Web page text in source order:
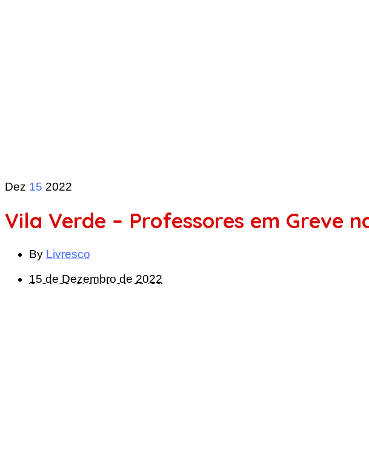
Dez 15 2022
Vila Verde – Professores em Greve
By Livresco
15 de Dezembro de 2022